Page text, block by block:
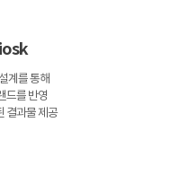
계를 통해
드를 반영
결과물 제공